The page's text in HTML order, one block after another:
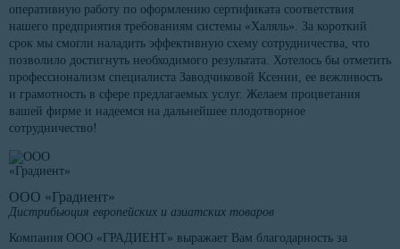
оперативную работу по оформлению сертификата соответствия
нашего предприятия требованиям системы «Халяль». За короткий
срок мы смогли наладить эффективную схему сотрудничества, что
позволило достигнуть необходимого результата. Хотелось бы отметить
профессионализм специалиста Заводчиковой Ксении, ее вежливость
и грамотность в сфере предлагаемых услуг. Желаем процветания
вашей фирме и надеемся на дальнейшее плодотворное
сотрудничество!
ООО «Градиент»
Дистрибьюция европейских и азиатских товаров
Компания ООО «ГРАДИЕНТ» выражает Вам благодарность за